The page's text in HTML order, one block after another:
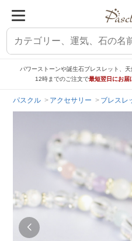
パワーストーンや誕生石ブレスレット、
12時までのご注文で最短翌日にお届
パスクル アクセサリー ブレスレ